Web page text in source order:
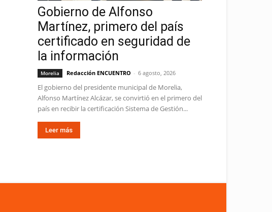
Gobierno de Alfonso
Martínez, primero del país
certificado en seguridad de
la información
Morelia Redacción ENCUENTRO - 6 agosto, 2026
El gobierno del presidente municipal de Morelia,
Alfonso Martínez Alcázar, se convirtió en el primero del
país en recibir la certificación Sistema de Gestión...
Leer más